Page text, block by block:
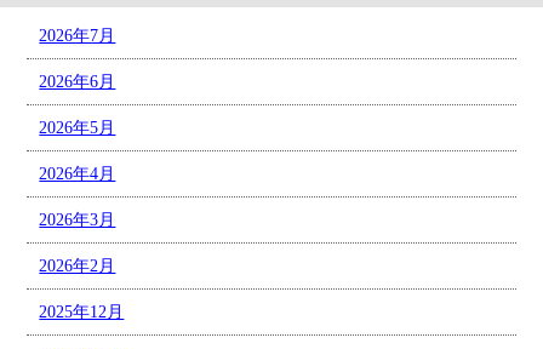
2026年7月
2026年6月
2026年5月
2026年4月
2026年3月
2026年2月
2025年12月